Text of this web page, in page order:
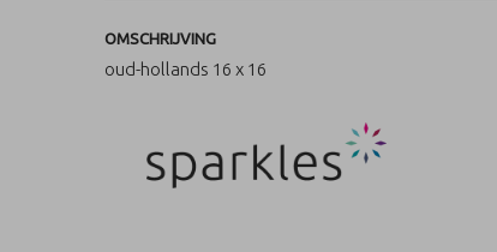
OMSCHRIJVING
oud-hollands 16 x 16